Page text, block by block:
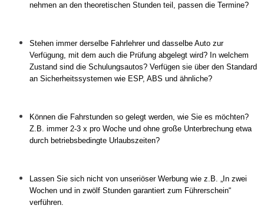
nehmen an den theoretischen Stunden teil, passen die Termine?
Stehen immer derselbe Fahrlehrer und dasselbe Auto zur
Verfügung, mit dem auch die Prüfung abgelegt wird? In welchem
Zustand sind die Schulungsautos? Verfügen sie über den Standard
an Sicherheitssystemen wie ESP, ABS und ähnliche?
Können die Fahrstunden so gelegt werden, wie Sie es möchten?
Z.B. immer 2-3 x pro Woche und ohne große Unterbrechung etwa
durch betriebsbedingte Urlaubszeiten?
Lassen Sie sich nicht von unseriöser Werbung wie z.B. „In zwei
Wochen und in zwölf Stunden garantiert zum Führerschein“
verführen.